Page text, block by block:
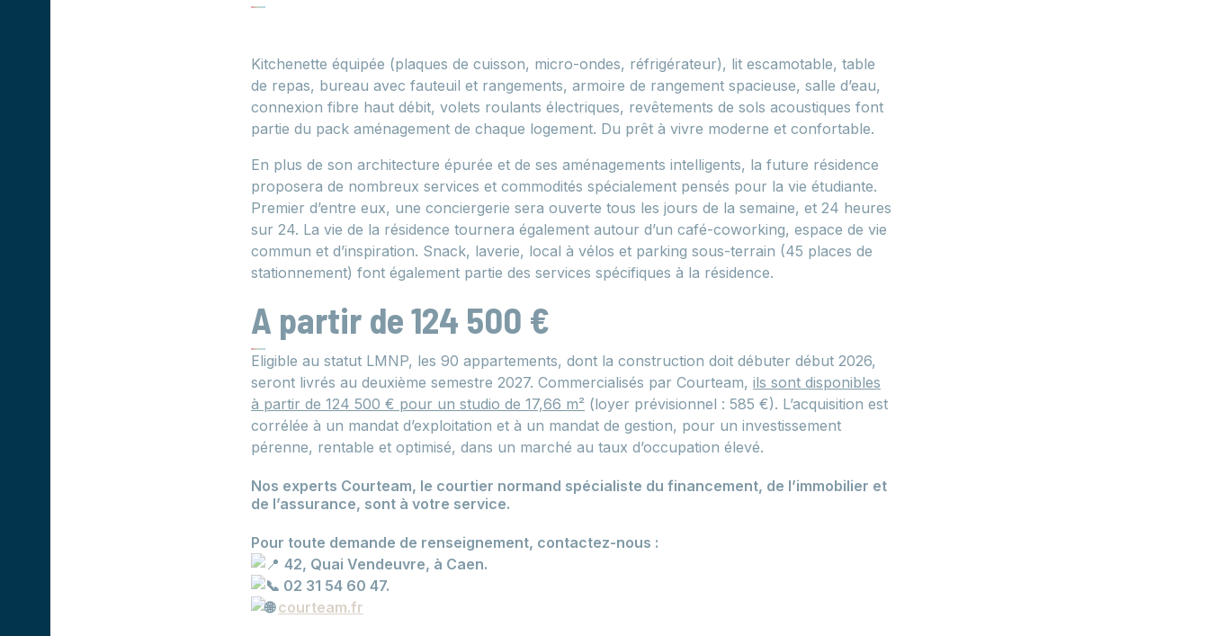
Kitchenette équipée (plaques de cuisson, micro-ondes, réfrigérateur), lit escamotable, table
de repas, bureau avec fauteuil et rangements, armoire de rangement spacieuse, salle d’eau,
connexion fibre haut débit, volets roulants électriques, revêtements de sols acoustiques font
partie du pack aménagement de chaque logement. Du prêt à vivre moderne et confortable.
En plus de son architecture épurée et de ses aménagements intelligents, la future résidence
proposera de nombreux services et commodités spécialement pensés pour la vie étudiante.
Premier d’entre eux, une conciergerie sera ouverte tous les jours de la semaine, et 24 heures
sur 24. La vie de la résidence tournera également autour d’un café-coworking, espace de vie
commun et d’inspiration. Snack, laverie, local à vélos et parking sous-terrain (45 places de
stationnement) font également partie des services spécifiques à la résidence.
A partir de 124 500 €
Eligible au statut LMNP, les 90 appartements, dont la construction doit débuter début 2026,
seront livrés au deuxième semestre 2027. Commercialisés par Courteam, ils sont disponibles
à partir de 124 500 € pour un studio de 17,66 m² (loyer prévisionnel : 585 €). L’acquisition est
corrélée à un mandat d’exploitation et à un mandat de gestion, pour un investissement
pérenne, rentable et optimisé, dans un marché au taux d’occupation élevé.
Nos experts Courteam, le courtier normand spécialiste du financement, de l’immobilier et
de l’assurance, sont à votre service.
Pour toute demande de renseignement, contactez-nous :
42, Quai Vendeuvre, à Caen.
02 31 54 60 47.
courteam.fr